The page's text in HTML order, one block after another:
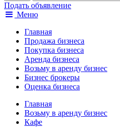
Подать объявление
Меню
Главная
Продажа бизнеса
Покупка бизнеса
Аренда бизнеса
Возьму в аренду бизнес
Бизнес брокеры
Оценка бизнеса
Главная
Возьму в аренду бизнес
Кафе